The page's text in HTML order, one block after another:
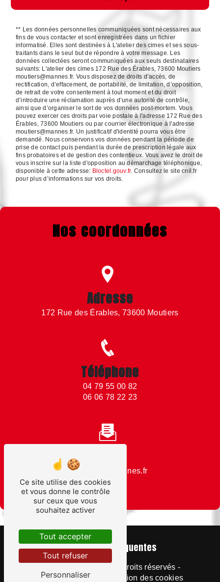
** Les données personnelles communiquées sont nécessaires aux
fins de vous contacter et sont enregistrées dans un fichier
informatisé. Elles sont destinées à L'atelier des cimes et ses sous-
traitants dans le seul but de répondre à votre message. Les
données collectées seront communiquées aux seuls destinataires
suivants: L'atelier des cimes 172 Rue des Érables, 73600 Moutiers
moutiers@mannes.fr. Vous disposez de droits d’accès, de
rectification, d’effacement, de portabilité, de limitation, d’opposition,
de retrait de votre consentement à tout moment et du droit
d’introduire une réclamation auprès d’une autorité de contrôle,
ainsi que d’organiser le sort de vos données post-mortem. Vous
pouvez exercer ces droits par voie postale à l'adresse 172 Rue des
Érables, 73600 Moutiers ou par courrier électronique à l'adresse
moutiers@mannes.fr. Un justificatif d'identité pourra vous être
demandé. Nous conservons vos données pendant la période de
prise de contact puis pendant la durée de prescription légale aux
fins probatoires et de gestion des contentieux. Vous avez le droit de
vous inscrire sur la liste d'opposition au démarchage téléphonique,
disponible à cette adresse: Bloctel.gouv.fr. Consultez le site cnil.fr
pour plus d’informations sur vos droits.
Nos coordonnées
Adresse
172 Rue des Érables, 73600 Moutiers
Téléphone
04 79 55 00 82
06 06 78 22 23
moutiers@mannes.fr
Recherches fréquentes
- 2026 - Tous droits réservés -
Mentions légales
Gestion des cookies
Ce site utilise des cookies
et vous donne le contrôle
sur ceux que vous
souhaitez activer
Tout accepter
Tout refuser
Personnaliser